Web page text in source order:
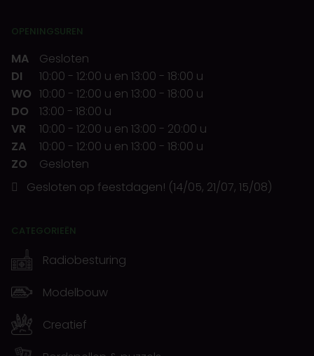
OPENINGSUREN
MA
Gesloten
DI
10:00 - 12:00 u en 13:00 - 18:00 u
WO 10:00 - 12:00 u en 13:00 - 18:00 u
DO
13:00 - 18:00 u
VR
10:00 - 12:00 u en 13:00 - 20:00 u
ZA
10:00 - 12:00 u en 13:00 - 18:00 u
ZO
Gesloten
Gesloten op feestdagen! (14/05, 21/07, 15/08)
CATEGORIEËN
Radiobesturing
Modelbouw
Creatief